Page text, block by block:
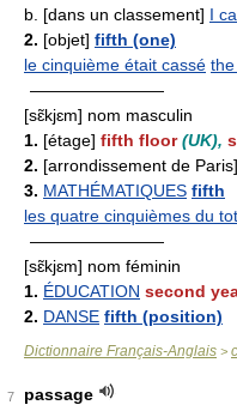
b. [dans un classement] I
2. [objet] fifth (one)
le cinquième était cassé
————————
[sɛ̃kjɛm] nom masculin
1. [étage] fifth floor(UK),
2. [arrondissement de Paris]
3. MATHÉMATIQUES fifth
les quatre cinquièmes du
————————
[sɛ̃kjɛm] nom féminin
1. ÉDUCATION second
2. DANSE fifth (position)
Dictionnaire Français-Anglais >
7
passage